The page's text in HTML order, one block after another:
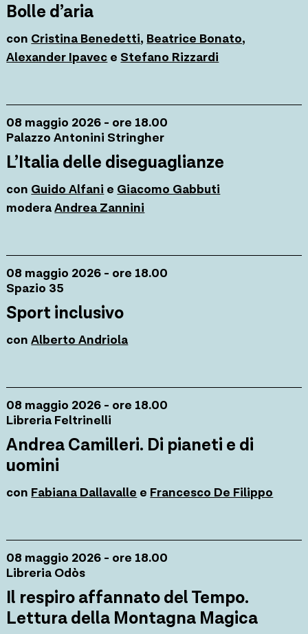
Bolle d’aria
con Cristina Benedetti, Beatrice Bonato,
Alexander Ipavec e Stefano Rizzardi
08 maggio 2026 - ore 18.00
Palazzo Antonini Stringher
L’Italia delle diseguaglianze
con Guido Alfani e Giacomo Gabbuti
moderaAndrea Zannini
08 maggio 2026 - ore 18.00
Spazio 35
Sport inclusivo
con Alberto Andriola
08 maggio 2026 - ore 18.00
Libreria Feltrinelli
Andrea Camilleri. Di pianeti e di
uomini
con Fabiana Dallavalle e Francesco De Filippo
08 maggio 2026 - ore 18.00
Libreria Odòs
Il respiro affannato del Tempo.
Lettura della Montagna Magica